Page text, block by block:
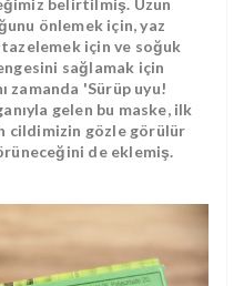
önlemek için, yaz
için ve soğuk
sağlamak için
zamanda 'Sürüp uyu!
gelen bu maske, ilk
cildimizin gözle görülür
de eklemiş.